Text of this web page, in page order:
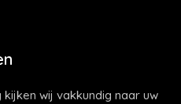
wij vakkundig naar uw